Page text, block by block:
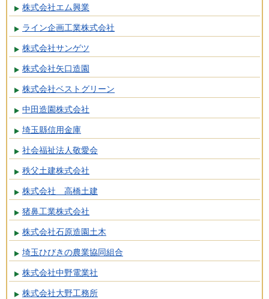
株式会社エム興業
ライン企画工業株式会社
株式会社サンゲツ
株式会社矢口造園
株式会社ベストグリーン
中田造園株式会社
埼玉縣信用金庫
社会福祉法人敬愛会
秩父土建株式会社
株式会社 高橋土建
猪鼻工業株式会社
株式会社石原造園土木
埼玉ひびきの農業協同組合
株式会社中野電業社
株式会社大野工務所